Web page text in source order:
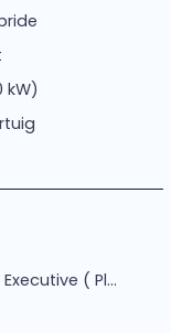
kW)
( Pl...